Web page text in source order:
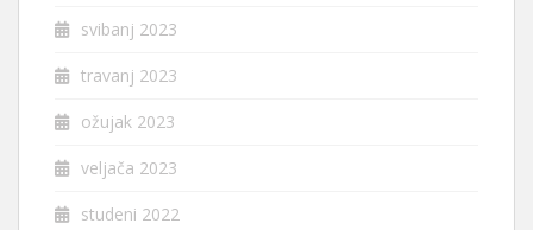
svibanj 2023
travanj 2023
ožujak 2023
veljača 2023
studeni 2022